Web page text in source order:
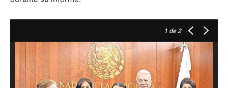
1 de 2